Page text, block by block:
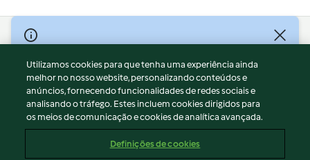
© Copyright 2026
Termos de Utilização
Aviso sobre Proteção de Dados
Aviso
Apoio legal
Conteúdo do relatório
Utilizamos cookies para que tenha uma experiência ainda
melhor no nosso website, personalizando conteúdos e
anúncios, fornecendo funcionalidades de redes sociais e
analisando o tráfego. Estes incluem cookies dirigidos para
os meios de comunicação e cookies de analítica avançada.
Definições de cookies